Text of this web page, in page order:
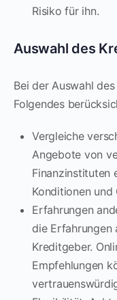
Risiko für ihn.
Auswahl des
Bei der Auswahl
Folgendes
Vergleiche
Angebote von
Finanzinstituten
Konditionen und
Erfahrungen
die Erfahrungen
Kreditgeber.
Empfehlungen